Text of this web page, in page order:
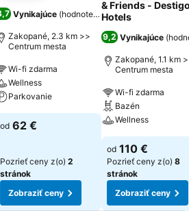
197)
Vynikajúce (hodnotenia: 1 636)
Zakopané, 2.3 km >>
Centrum mesta
Wi-fi zdarma
Wellness
Parkovanie
od 62 €
Pozrieť ceny z(o) 2
stránok
Zobraziť ceny
& Friends -
Hotels
9,2 Vynikajúce (
Zakopané, 1.1 km
Centrum mesta
Wi-fi zdarma
Bazén
Wellness
od 110 €
Pozrieť ceny z(o) 8
stránok
Zobraziť ceny